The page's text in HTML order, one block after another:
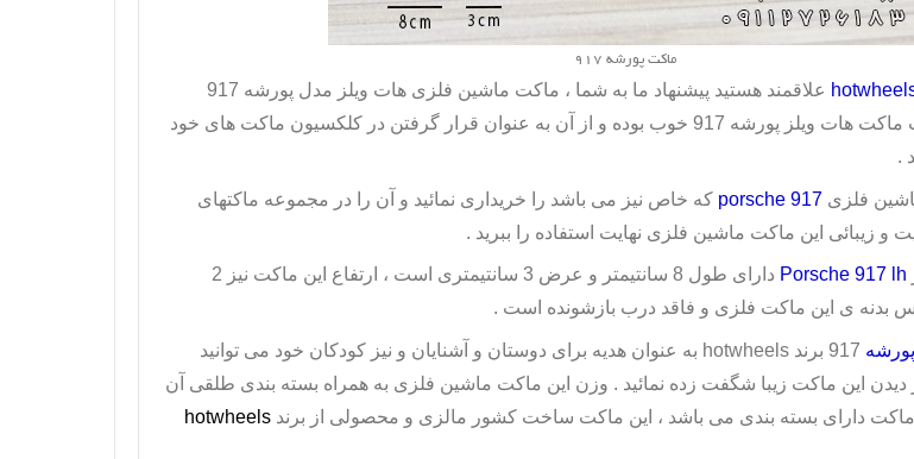
ماکت پورشه 917
علاقمند هستید پیشنهاد ما به شما ، ماکت ماشین فلزی هات ویلز مدل پورشه 917
ماکت هات ویلز
پورشه 917 خوب بوده و از آن به عنوان قرار گرفتن در کلکسیون ماکت های خود
.
فلزیporsche 917 که خاص نیز می باشد را خریداری نمائید و آن را در مجموعه ماکتهای
و زیبائی این ماکت ماشین فلزی نهایت استفاده را ببرید .
Porsche 917 lh
دارای طول 8 سانتیمتر و عرض 3 سانتیمتری است ، ارتفاع این ماکت نیز 2
بدنه ی این ماکت فلزی و فاقد درب بازشونده است .
hotwheels به عنوان هدیه برای دوستان و آشنایان و نیز کودکان خود می توانید
از دیدن این ماکت زیبا شگفت زده نمائید . وزن این ماکت ماشین فلزی به همراه بسته بندی طلقی آن
hotwheels